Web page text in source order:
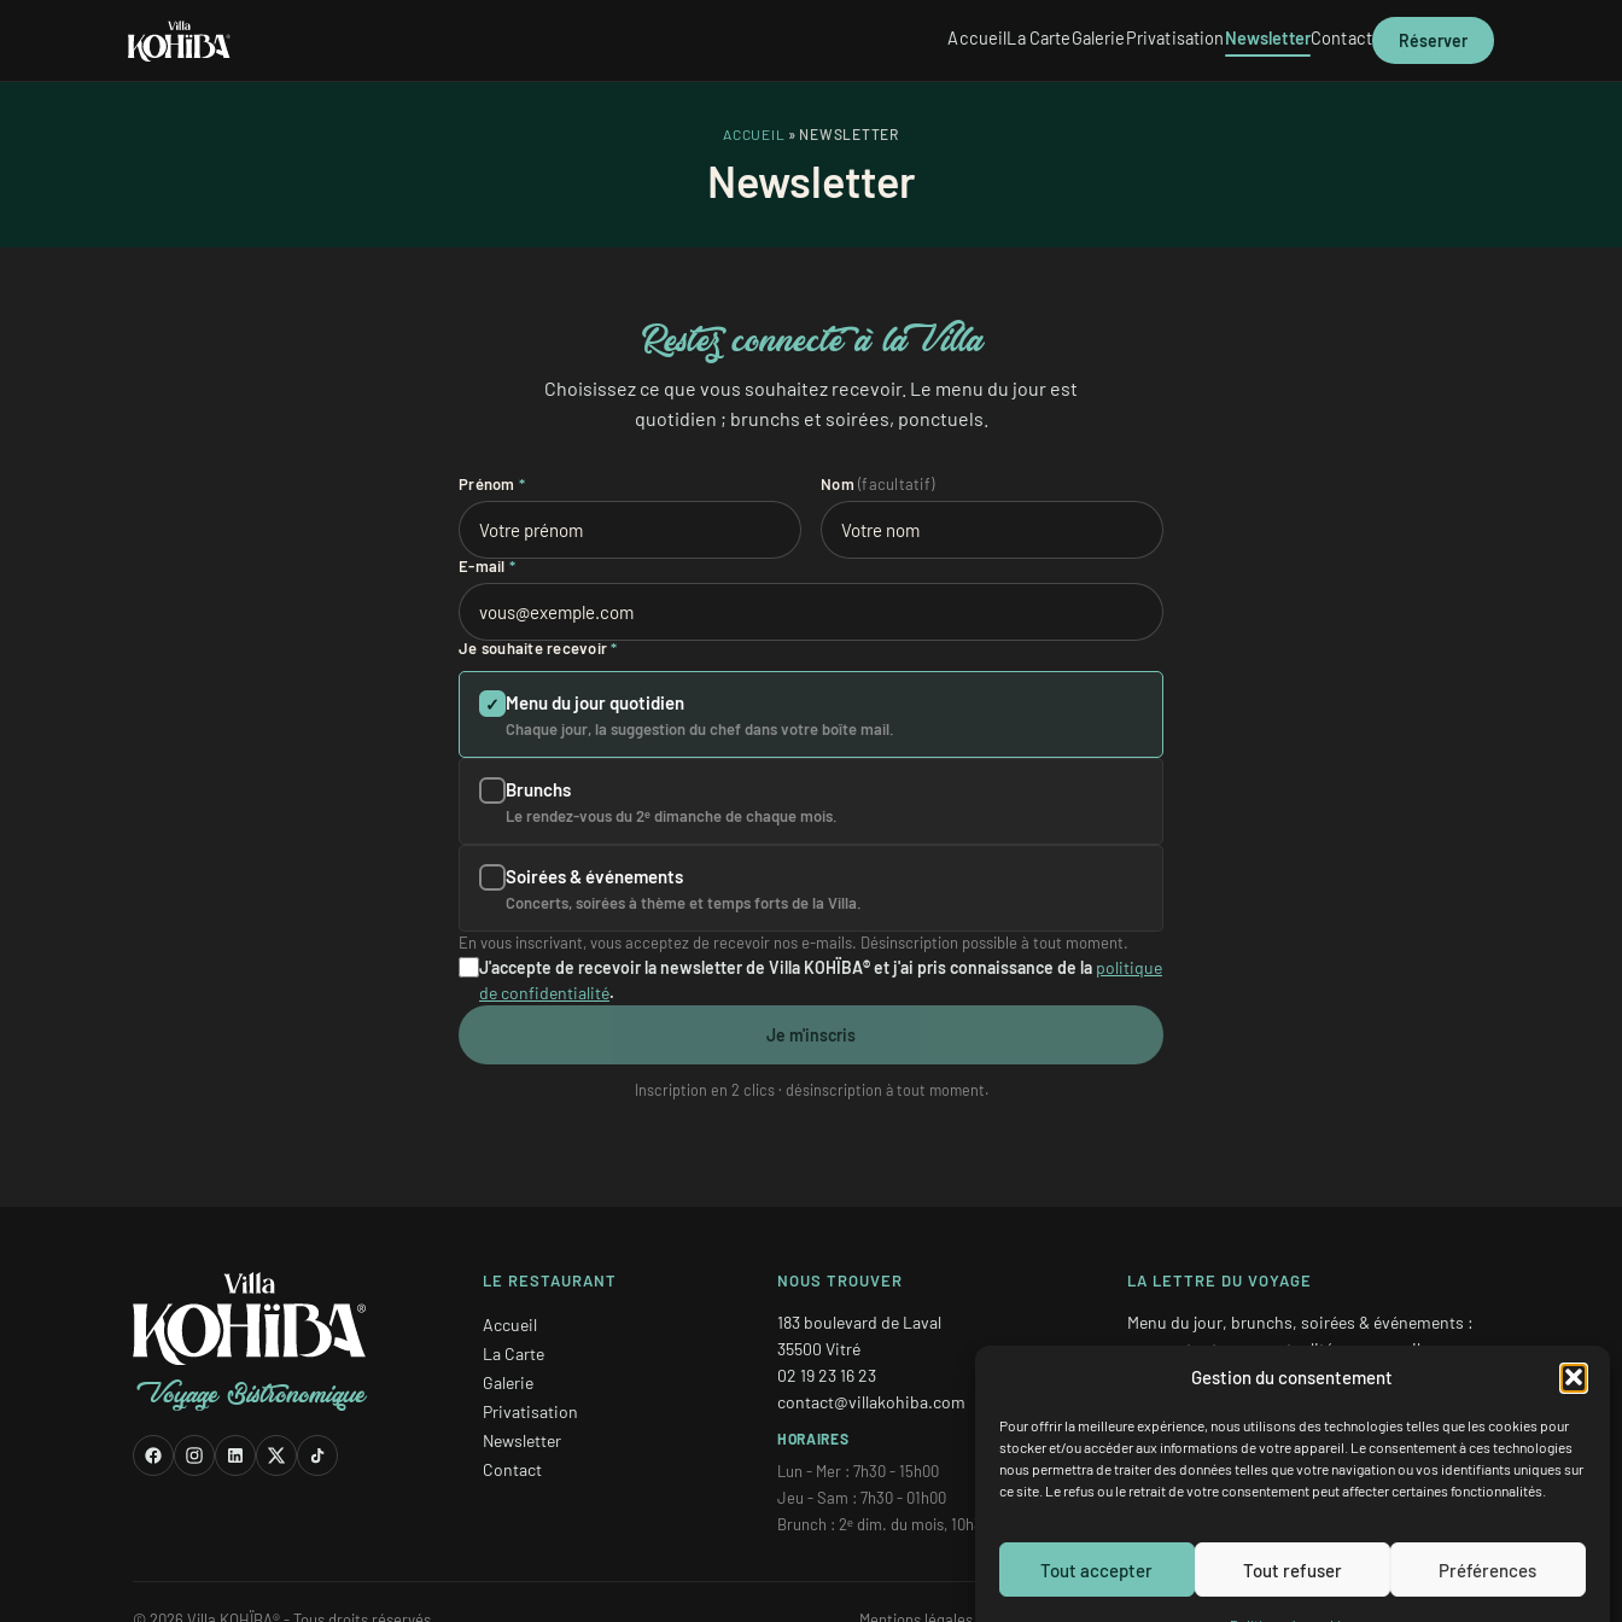
Gestion du consentement
Pour offrir la meilleure expérience, nous utilisons des technologies telles que les cookies pour
stocker et/ou accéder aux informations de votre appareil. Le consentement à ces technologies
nous permettra de traiter des données telles que votre navigation ou vos identifiants uniques sur
ce site. Le refus ou le retrait de votre consentement peut affecter certaines fonctionnalités.
Tout accepter Tout refuser Préférences
AccueilLa CarteGaleriePrivatisationNewsletterContact Réserver
ACCUEIL » NEWSLETTER
Newsletter
Restez connecté à laVilla
Choisissez ce que vous souhaitez recevoir. Le menu du jour est
quotidien ; brunchs et soirées, ponctuels.
Prénom * Nom(facultatif)
E-mail *
Je souhaite recevoir*
✓ Menu du jour quotidien
Chaque jour, la suggestion du chef dans votre boîte mail.
Brunchs
Le rendez-vous du 2ᵉ dimanche de chaque mois.
Soirées & événements
Concerts, soirées à thème et temps forts de la Villa.
En vous inscrivant, vous acceptez de recevoir nos e-mails. Désinscription possible à tout moment.
J'accepte de recevoir la newsletter de Villa KOHÏBA® et j'ai pris connaissance de la politique
de confidentialité.
Je m'inscris
Inscription en 2 clics · désinscription à tout moment.
Voyage Bistronomique
LE RESTAURANT
Accueil
La Carte
Galerie
Privatisation
Newsletter
Contact
NOUS TROUVER
183 boulevard de Laval
35500 Vitré
02 19 23 16 23
contact@villakohiba.com
HORAIRES
Lun - Mer : 7h30 - 15h00
Jeu - Sam : 7h30 - 01h00
Brunch : 2ᵉ dim. du mois, 10h30 - 13h30
LA LETTRE DU VOYAGE
Menu du jour, brunchs, soirées & événements :
recevez toutes nos actualités par e-mail.
Je m'inscris